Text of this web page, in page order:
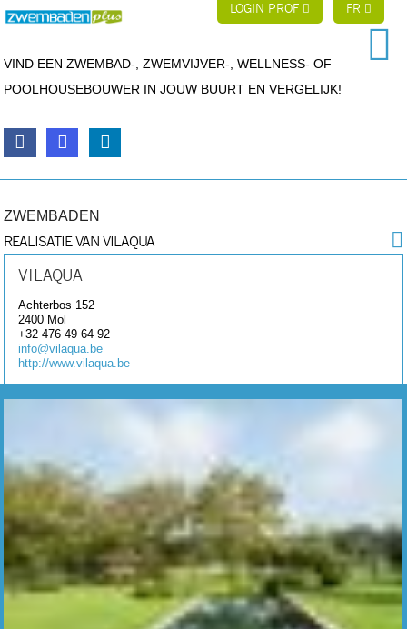
LOGIN PROF FR
VIND EEN ZWEMBAD-, ZWEMVIJVER-, WELLNESS- OF
POOLHOUSEBOUWER IN JOUW BUURT EN VERGELIJK!
ZWEMBADEN
REALISATIE VAN VILAQUA
VILAQUA
Achterbos 152
2400 Mol
+32 476 49 64 92
info@vilaqua.be
http://www.vilaqua.be